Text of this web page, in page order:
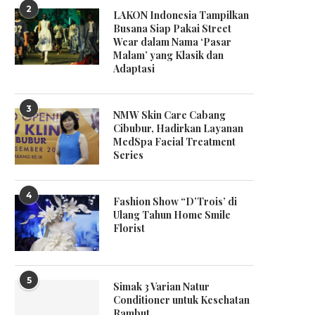
2
LAKON Indonesia Tampilkan
Busana Siap Pakai Street
Wear dalam Nama ‘Pasar
Malam’ yang Klasik dan
Adaptasi
3
NMW Skin Care Cabang
Cibubur, Hadirkan Layanan
MedSpa Facial Treatment
Series
4
Fashion Show “D’Trois’ di
Ulang Tahun Home Smile
Florist
5
Simak 3 Varian Natur
Conditioner untuk Kesehatan